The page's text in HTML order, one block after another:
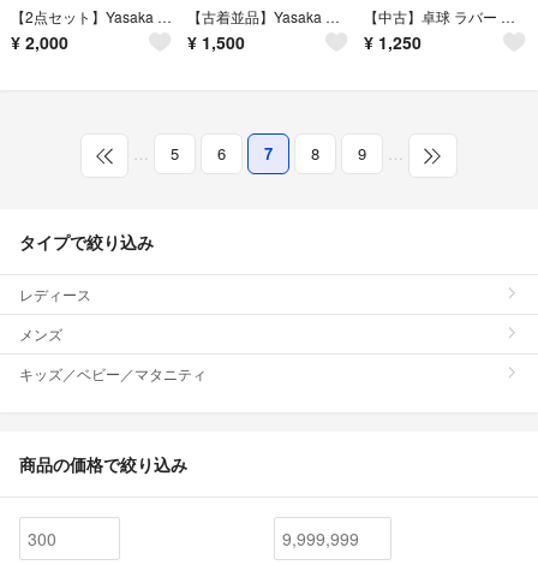
【2点セット】Yasaka 卓球 ユニフォーム
¥ 2,000
【古着並品】Yasaka ヤサカ 卓球ウェア スポーツウェア ショートパンツ
¥ 1,500
【中古】卓球 ラバー 回転系表ソフト ヤサカ スピネイト 赤 厚(2.0mm)
¥ 1,250
… 5 6 7 8 9 …
タイプで絞り込み
レディース
メンズ
キッズ／ベビー／マタニティ
商品の価格で絞り込み